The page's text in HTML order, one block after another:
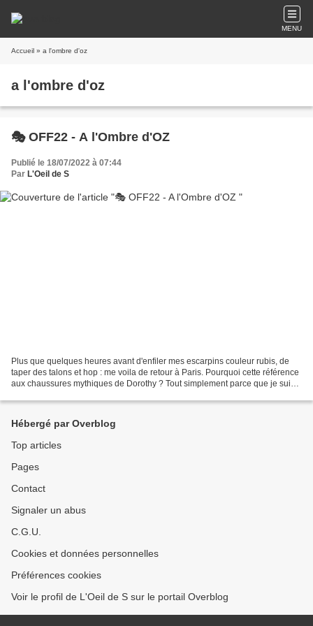
MENU
Accueil » a l'ombre d'oz
a l'ombre d'oz
🎭 OFF22 - A l'Ombre d'OZ
Publié le 18/07/2022 à 07:44
Par L'Oeil de S
Plus que quelques heures avant d'enfiler mes escarpins couleur rubis, de
taper des talons et hop : me voila de retour à Paris. Pourquoi cette référence
aux chaussures mythiques de Dorothy ? Tout simplement parce que je suis
Hébergé par Overblog
Top articles
Pages
Contact
Signaler un abus
C.G.U.
Cookies et données personnelles
Préférences cookies
Voir le profil de L'Oeil de S sur le portail Overblog